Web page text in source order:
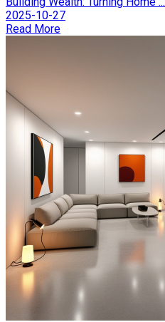
2025-10-27
Read More